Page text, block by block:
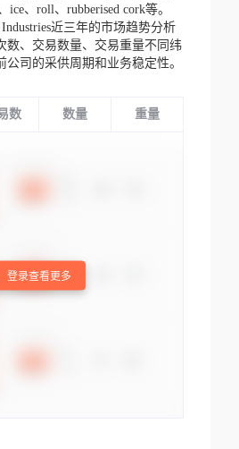
ice、roll、rubberised cork等。
Industries近三年的市场趋势分析
数、交易数量、交易重量不同纬
公司的采供周期和业务稳定性。
数 数量 重量
登录查看更多